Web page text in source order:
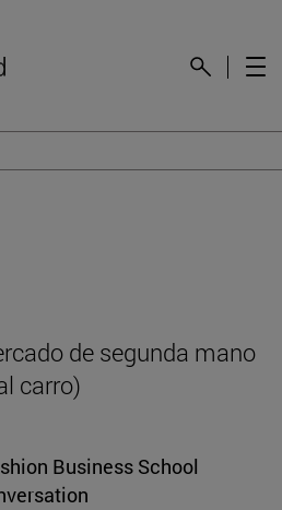
de segunda mano
carro)
Business School